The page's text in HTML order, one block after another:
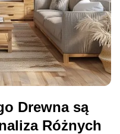
Drewna są
Różnych